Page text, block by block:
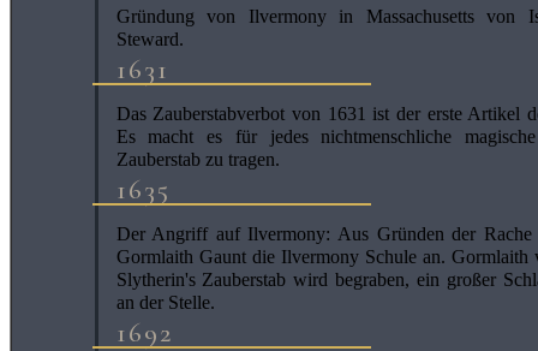
Gründung von Ilvermony in Massachusetts von
Steward.
1631
Das Zauberstabverbot von 1631 ist der erste Artikel
Es macht es für jedes nichtmenschliche
Zauberstab zu tragen.
1635
Der Angriff auf Ilvermony: Aus Gründen der
Gormlaith Gaunt die Ilvermony Schule an.
Slytherin's Zauberstab wird begraben, ein großer
an der Stelle.
1692